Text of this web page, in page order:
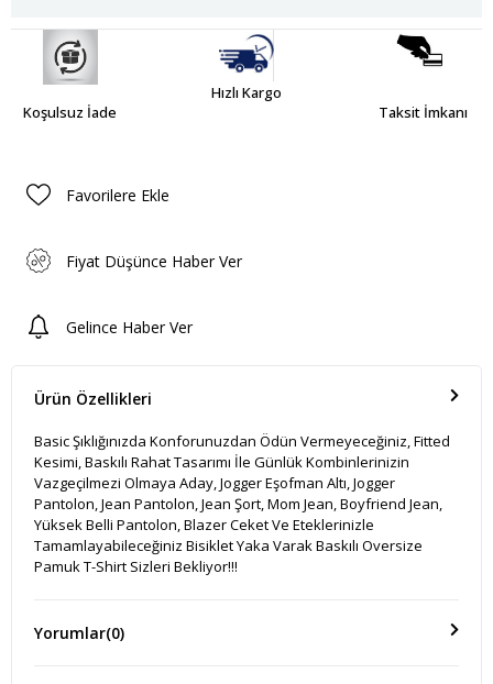
Koşulsuz İade
Hızlı Kargo
Taksit İmkanı
Favorilere Ekle
Fiyat Düşünce Haber Ver
Gelince Haber Ver
Ürün Özellikleri
Basic Şıklığınızda Konforunuzdan Ödün Vermeyeceğiniz, Fitted
Kesimi, Baskılı Rahat Tasarımı İle Günlük Kombinlerinizin
Vazgeçilmezi Olmaya Aday, Jogger Eşofman Altı, Jogger
Pantolon, Jean Pantolon, Jean Şort, Mom Jean, Boyfriend Jean,
Yüksek Belli Pantolon, Blazer Ceket Ve Eteklerinizle
Tamamlayabileceğiniz Bisiklet Yaka Varak Baskılı Oversize
Pamuk T-Shirt Sizleri Bekliyor!!!
Yorumlar(0)